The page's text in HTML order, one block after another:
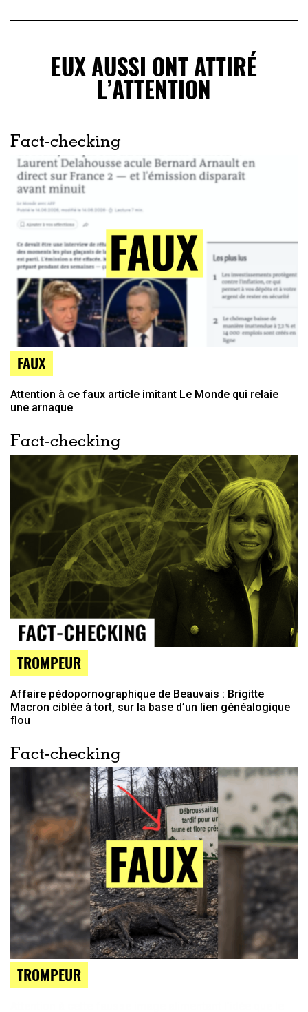
EUX AUSSI ONT ATTIRÉ
L’ATTENTION
Fact-checking
FAUX
Attention à ce faux article imitant Le Monde qui relaie
une arnaque
Fact-checking
TROMPEUR
Affaire pédopornographique de Beauvais : Brigitte
Macron ciblée à tort, sur la base d’un lien généalogique
flou
Fact-checking
TROMPEUR